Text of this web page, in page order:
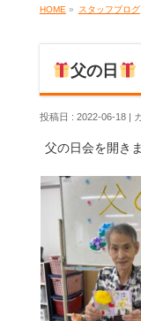
HOME » スタッフブログ
父の日
投稿日 : 2022-06-18
父の日会を開き